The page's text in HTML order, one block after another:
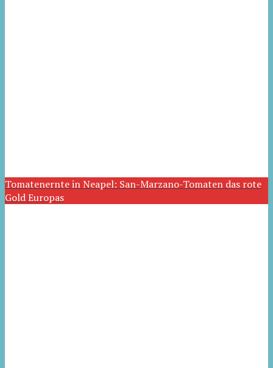
Tomatenernte in Neapel: San-Marzano-Tomaten das rote
Gold Europas